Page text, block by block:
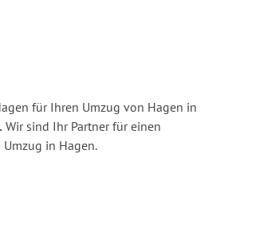
für Ihren Umzug von Hagen in
Wir sind Ihr Partner für einen
in Hagen.